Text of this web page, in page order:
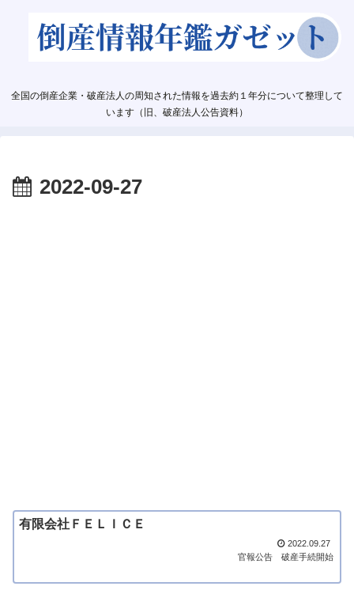
全国の倒産企業・破産法人の周知された情報を過去約１年分について整理して
います（旧、破産法人公告資料）
2022-09-27
有限会社ＦＥＬＩＣＥ
2022.09.27
官報公告
破産手続開始